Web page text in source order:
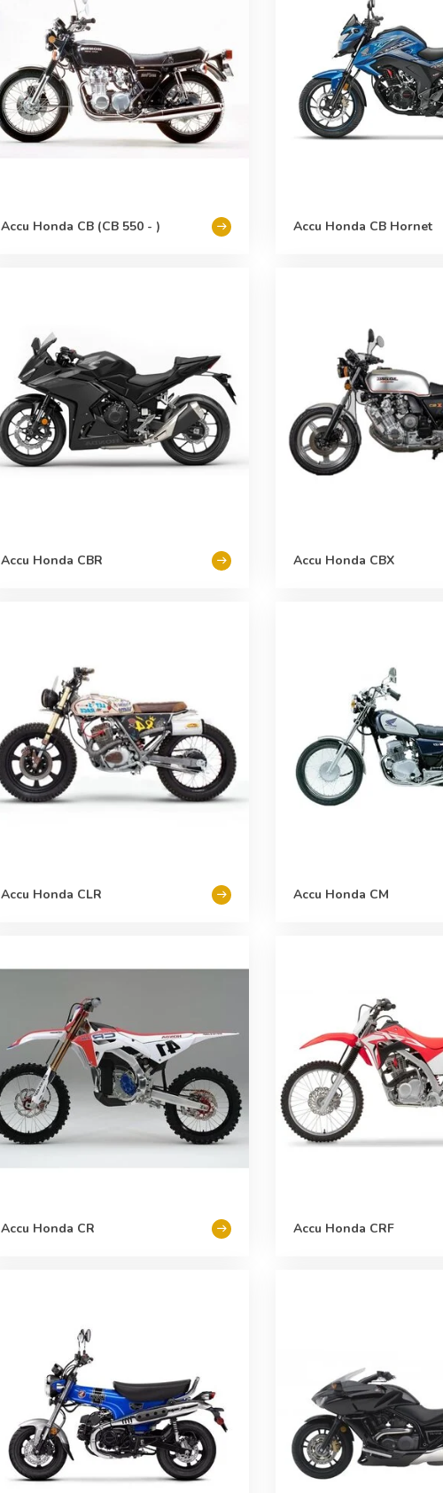
Accu Honda CB (CB 550 - ) Accu Honda CB Hornet
Accu Honda CBR Accu Honda CBX
Accu Honda CLR Accu Honda CM
Accu Honda CR Accu Honda CRF